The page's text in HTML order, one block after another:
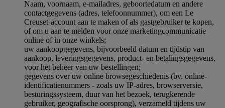
Naam, voornaam, e-mailadres, geboortedatum en andere
contactgegevens (adres, telefoonnummer), om een Le
Creuset-account aan te maken of als gastgebruiker te kopen,
of om u aan te melden voor onze marketingcommunicatie
online of in onze winkels;
uw aankoopgegevens, bijvoorbeeld datum en tijdstip van
aankoop, leveringsgegevens, product- en betalingsgegevens,
voor het beheer van uw bestellingen;
gegevens over uw online browsegeschiedenis (bv. online-
identificatienummers - zoals uw IP-adres, browserversie,
besturingssysteem, duur van het bezoek, terugkerende
gebruiker, geografische oorsprong), verzameld tijdens uw